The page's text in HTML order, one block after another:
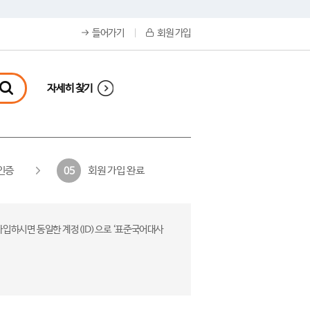
들어가기 회원 가입
자세히 찾기
증 05 회원 가입 완료
하시면 동일한 계정(ID)으로 ‘표준국어대사